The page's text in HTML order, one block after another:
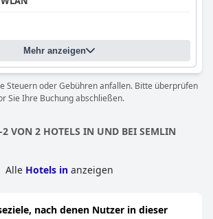
Mehr anzeigen
Steuern oder Gebühren anfallen. Bitte überprüfen
Sie Ihre Buchung abschließen.
VON 2 HOTELS IN UND BEI SEMLIN
Alle Hotels in anzeigen
nach denen Nutzer in dieser